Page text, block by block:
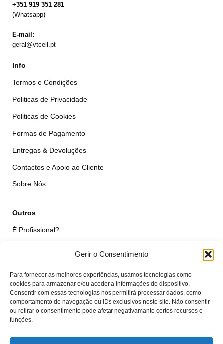
Gerir o Consentimento
Para fornecer as melhores experiências, usamos tecnologias como
cookies para armazenar e/ou aceder a informações do dispositivo.
Consentir com essas tecnologias nos permitirá processar dados, como
comportamento de navegação ou IDs exclusivos neste site. Não consentir
ou retirar o consentimento pode afetar negativamante certos recursos e
funções.
+351 919 351 281
(Whatsapp)
E-mail:
geral@vtcell.pt
Info
Termos e Condições
Politicas de Privacidade
Politicas de Cookies
Formas de Pagamento
Entregas & Devoluções
Contactos e Apoio ao Cliente
Sobre Nós
Outros
É Profissional?
Qualidade das Peças
Minha Conta